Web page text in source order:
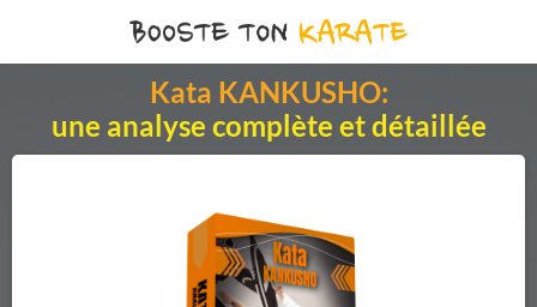
Kata KANKUSHO:
une analyse complète et détaillée